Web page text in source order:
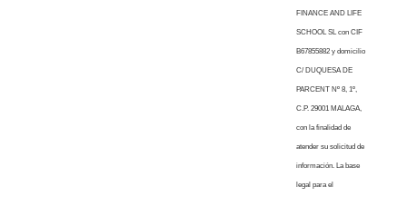
FINANCE AND LIFE
SCHOOL SL con CIF
B67855882 y domicilio
C/ DUQUESA DE
PARCENT Nº 8, 1º,
C.P. 29001 MALAGA,
con la finalidad de
atender su solicitud de
información. La base
legal para el